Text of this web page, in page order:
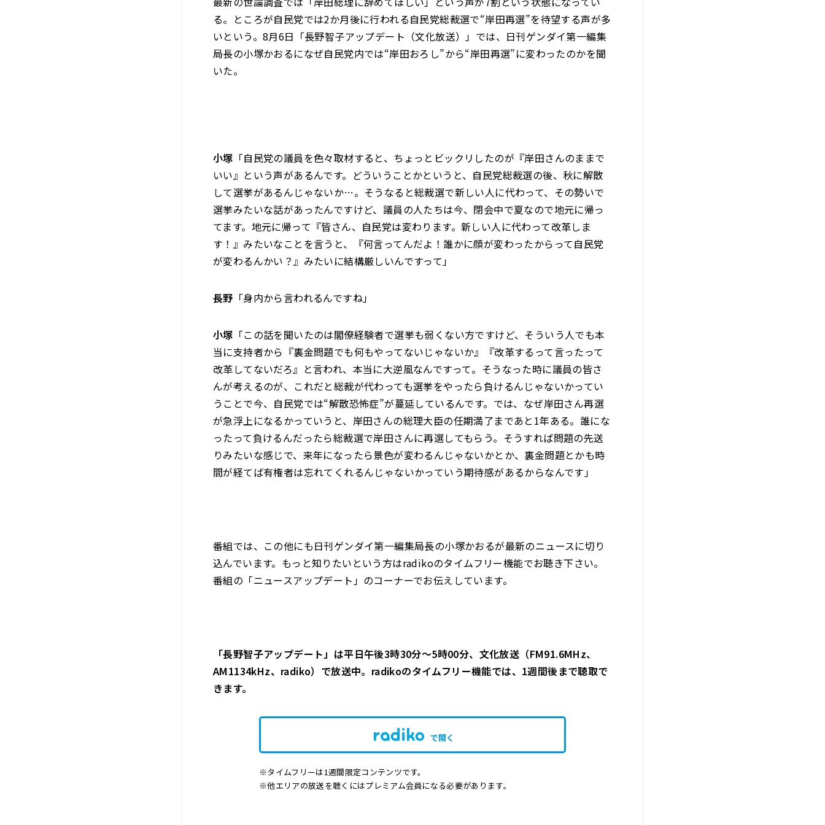
る。ところが自民党では2か月後に行われる自民党総裁選で“岸田再選”を待望する声が多
いという。8月6日 「長野智子アップデート （文化放送）」 では、 日刊ゲンダイ第一編集
局長の小塚かおるになぜ自民党内では“岸田おろし”から“岸田再選”に変わったのかを聞
いた。
小塚 「自民党の議員を色々取材すると、ちょっとビックリしたのが『岸田さんのままで
いい』という声があるんです。どういうことかというと、自民党総裁選の後、秋に解散
して選挙があるんじゃないか…。 そうなると総裁選で新しい人に代わって、その勢いで
選挙みたいな話があったんですけど、議員の人たちは今、閉会中で夏なので地元に帰っ
てます。地元に帰って『皆さん、自民党は変わります。新しい人に代わって改革しま
す！』みたいなことを言うと、『何言ってんだよ！誰かに顔が変わったからって自民党
が変わるんかい？』みたいに結構厳しいんですって」
長野 「身内から言われるんですね」
小塚 「この話を聞いたのは閣僚経験者で選挙も弱くない方ですけど、そういう人でも本
当に支持者から『裏金問題でも何もやってないじゃないか』『改革するって言ったって
改革してないだろ』と言われ、本当に大逆風なんですって。そうなった時に議員の皆さ
んが考えるのが、これだと総裁が代わっても選挙をやったら負けるんじゃないかってい
うことで今、自民党では“解散恐怖症”が蔓延しているんです。では、なぜ岸田さん再選
が急浮上になるかっていうと、岸田さんの総理大臣の任期満了まであと1年ある。誰にな
ったって負けるんだったら総裁選で岸田さんに再選してもらう。そうすれば問題の先送
りみたいな感じで、来年になったら景色が変わるんじゃないかとか、裏金問題とかも時
間が経てば有権者は忘れてくれるんじゃないかっていう期待感があるからなんです」
番組では、 この他にも日刊ゲンダイ第一編集局長の小塚かおるが最新のニュースに切り
込んでいます。 もっと知りたいという方はradikoのタイムフリー機能でお聴き下さい。
番組の「ニュースアップデート」のコーナーでお伝えしています。
「長野智子アップデート」は平日午後3時30分～5時00分、文化放送（FM91.6MHz、
AM1134kHz、radiko）で放送中。radikoのタイムフリー機能では、1週間後まで聴取で
きます。
で開く
※タイムフリーは1週間限定コンテンツです。
※他エリアの放送を聴くにはプレミアム会員になる必要があります。